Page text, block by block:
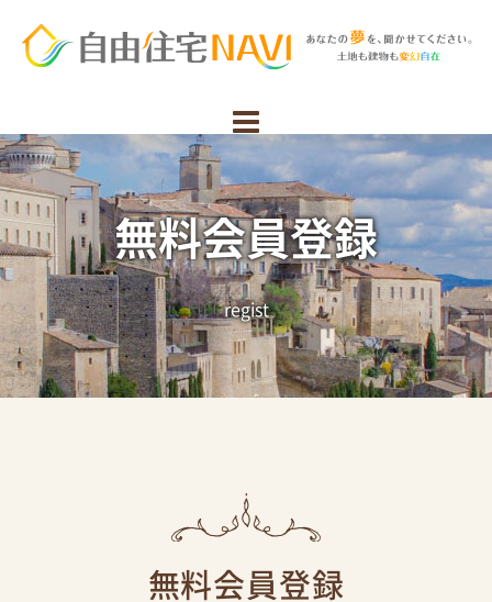
無料会員登録
regist
無料会員登録